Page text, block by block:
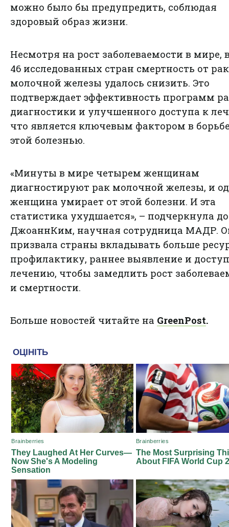
можно было бы предупредить, соблюдая
здоровый образ жизни.
Несмотря на рост заболеваемости в мире,
46 исследованных стран смертность от
молочной железы удалось снизить. Это
подтверждает эффективность программ
диагностики и улучшенного доступа к
что является ключевым фактором в
этой болезнью.
«Минуты в мире четырем женщинам
диагностируют рак молочной железы, и
женщина умирает от этой болезни. И эта
статистика ухудшается», – подчеркнула
ДжоаннКим, научная сотрудница МАДР.
призвала страны вкладывать больше
профилактику, раннее выявление и
лечению, чтобы замедлить рост
и смертности.
Больше новостей читайте на GreenPost.